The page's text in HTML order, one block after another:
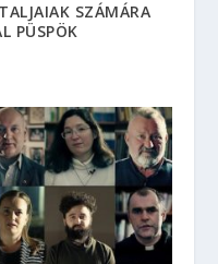
SZÁMÁRA
PÜSPÖK